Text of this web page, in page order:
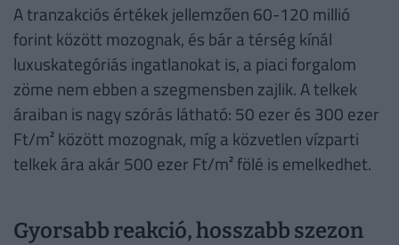
A tranzakciós értékek jellemzően 60-120 millió
forint között mozognak, és bár a térség kínál
luxuskategóriás ingatlanokat is, a piaci forgalom
zöme nem ebben a szegmensben zajlik. A telkek
áraiban is nagy szórás látható: 50 ezer és 300 ezer
Ft/m² között mozognak, míg a közvetlen vízparti
telkek ára akár 500 ezer Ft/m² fölé is emelkedhet.
Gyorsabb reakció, hosszabb szezon